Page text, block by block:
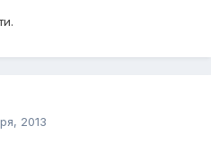
2013